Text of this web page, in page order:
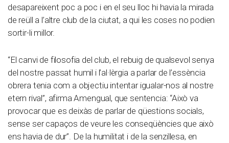
desapareixent poc a poc i en el seu lloc hi havia la mirada
de reüll a l’altre club de la ciutat, a qui les coses no podien
sortir-li millor.
“El canvi de filosofia del club, el rebuig de qualsevol senya
del nostre passat humil i l’al·lèrgia a parlar de l’essència
obrera tenia com a objectiu intentar igualar-nos al nostre
etern rival”, afirma Amengual, que sentencia: “Això va
provocar que es deixàs de parlar de qüestions socials,
sense ser capaços de veure les conseqüències que això
ens havia de dur”. De la humilitat i de la senzillesa, en